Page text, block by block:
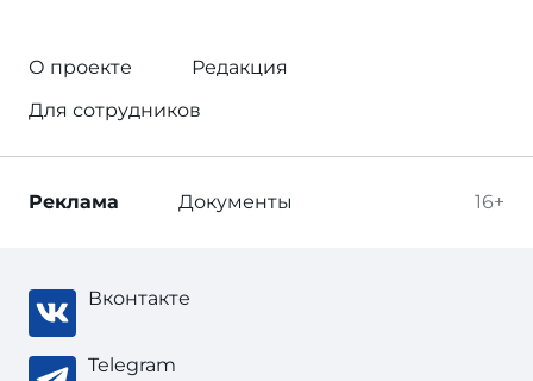
О проекте
Редакция
Для сотрудников
16+
Реклама Документы
Вконтакте
Telegram